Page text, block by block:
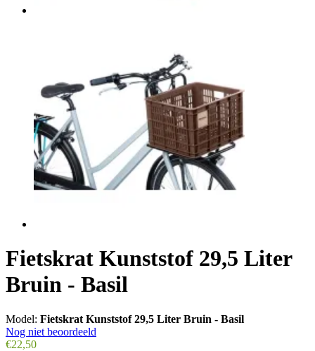
Fietskrat Kunststof 29,5 Liter
Bruin - Basil
Model: Fietskrat Kunststof 29,5 Liter Bruin - Basil
Nog niet beoordeeld
€22,50